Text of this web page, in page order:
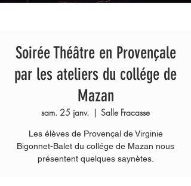
Soirée Théâtre en Provençale
par les ateliers du collége de
Mazan
sam. 25 janv.
  |
Salle Fracasse
Les élèves de Provençal de Virginie
Bigonnet-Balet du collége de Mazan nous